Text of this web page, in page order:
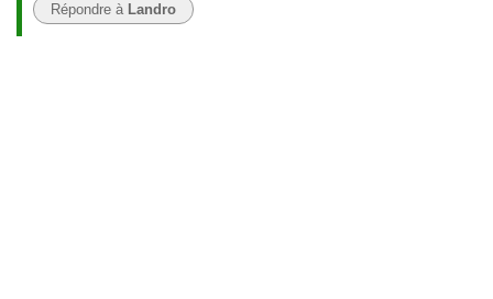
Répondre à Landro